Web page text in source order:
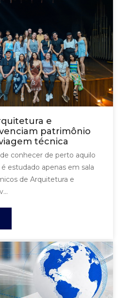
e
patrimônio
técnica
conhecer de perto aquilo
estudado apenas em sala
de Arquitetura e